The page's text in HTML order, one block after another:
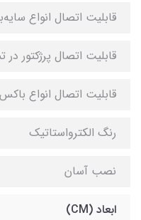
قابلیت اتصال انواع
قابلیت اتصال پرژکتور در
قابلیت اتصال انواع باکس
رنگ الکترواستاتیک
نصب آسان
ابعاد (CM)